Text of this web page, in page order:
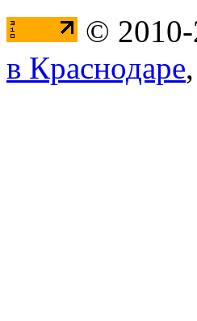
©
в Краснодаре,